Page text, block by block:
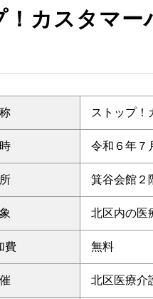
！カスタマ
ストップ！
令和６年７
箕谷会館２
北区内の医
費 無料
北区医療介